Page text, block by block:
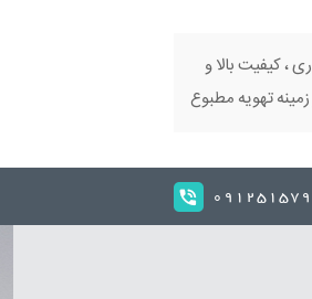
، کیفیت بالا و
تهویه مطبوع